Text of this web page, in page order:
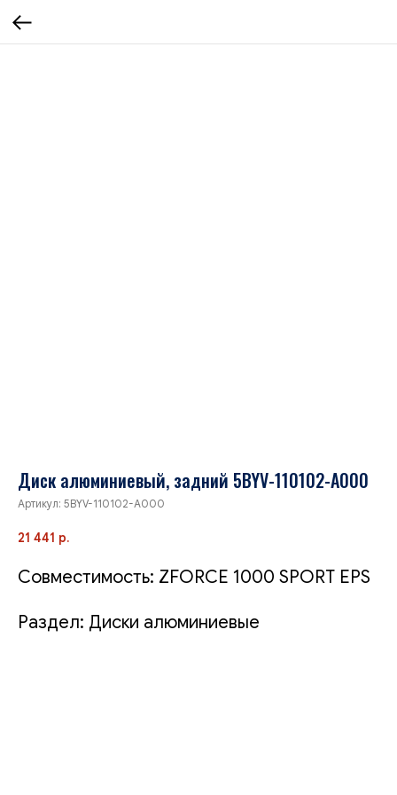
Диск алюминиевый, задний 5BYV-110102-A000
Артикул: 5BYV-110102-A000
21 441 р.
Совместимость: ZFORCE 1000 SPORT EPS
Раздел: Диски алюминиевые